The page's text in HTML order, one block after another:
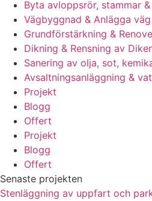
Byta avloppsrör, stammar
Vägbyggnad & Anlägga väg
Grundförstärkning &
Dikning & Rensning av
Sanering av olja, sot,
Avsaltningsanläggning &
Projekt
Blogg
Offert
Projekt
Blogg
Offert
Senaste projekten
Stenläggning av uppfart och